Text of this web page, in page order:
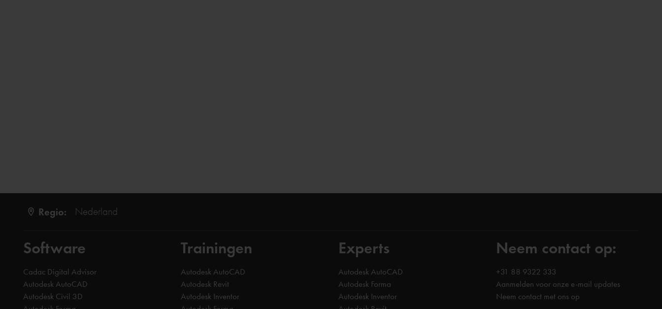
Regio: Nederland
Software
Cadac Digital Advisor
Autodesk AutoCAD
Autodesk Civil 3D
Trainingen
Autodesk AutoCAD
Autodesk Revit
Autodesk Inventor
Experts
Autodesk AutoCAD
Autodesk Forma
Autodesk Inventor
Neem contact op:
+31 88 9322 333
Aanmelden voor onze e-mail updates
Neem contact met ons op